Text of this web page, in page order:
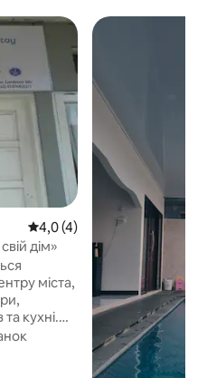
Середня оцінка: 4,0 з 5,
4,0 (4)
дім»
міста,
кухні.